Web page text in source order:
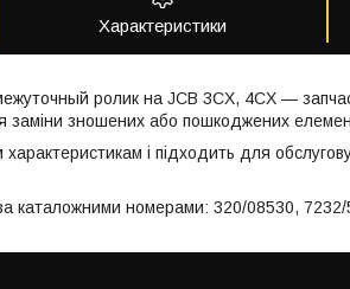
Характеристики
ролик на JCB 3CX, 4CX —
заміни зношених або пошкоджених
і підходить для
за каталожними номерами: 320/08530,